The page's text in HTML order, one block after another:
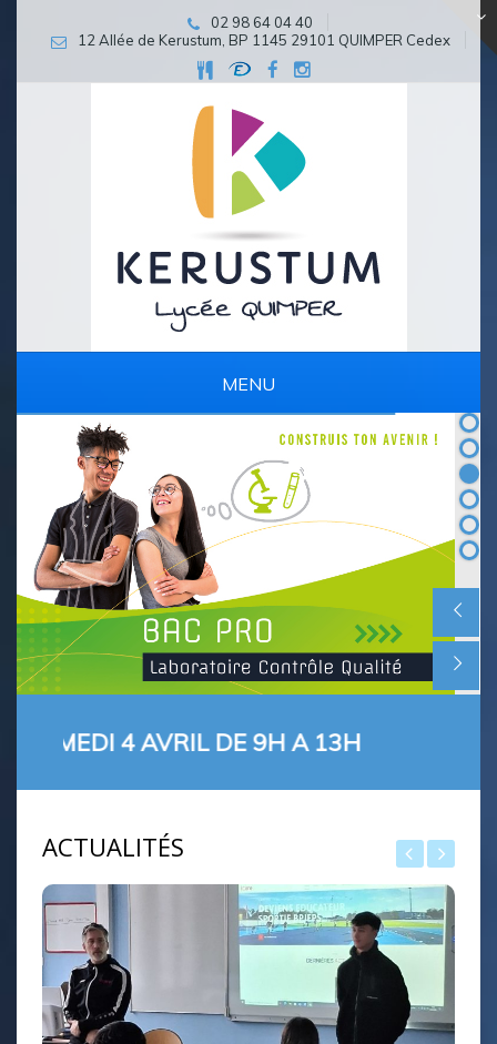
02 98 64 04 40
12 Allée de Kerustum, BP 1145 29101 QUIMPER Cedex
MENU
4 AVRIL DE 9H A 13H
ACTUALITÉS